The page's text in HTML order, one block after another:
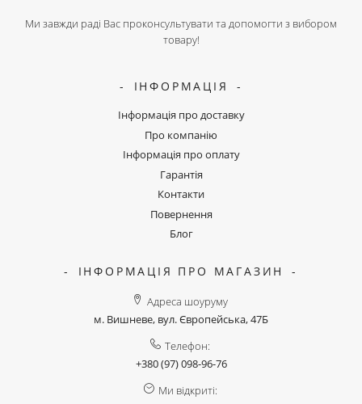
Ми завжди раді Вас проконсультувати та допомогти з вибором
товару!
ІНФОРМАЦІЯ
Інформація про доставку
Про компанію
Інформація про оплату
Гарантія
Контакти
Повернення
Блог
ІНФОРМАЦІЯ ПРО МАГАЗИН
Адреса шоуруму
м. Вишневе, вул. Європейська, 47Б
Телефон:
+380 (97) 098-96-76
Ми відкриті: